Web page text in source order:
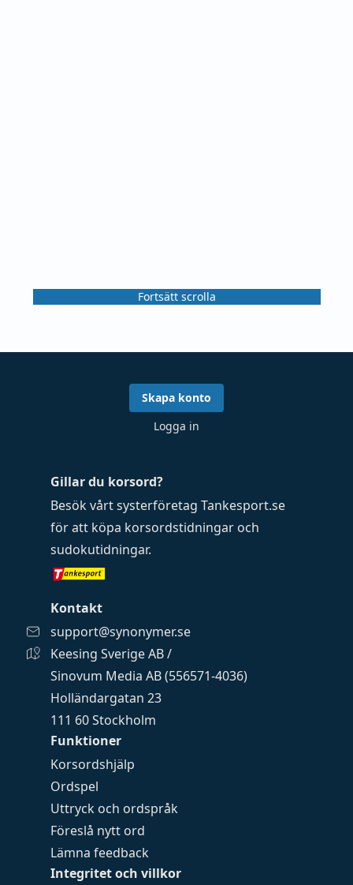
Fortsätt scrolla
Funktioner
Korsordshjälp
Ordspel
Uttryck och ordspråk
Föreslå nytt ord
Lämna feedback
Integritet och villkor
Gillar du korsord?
Besök vårt systerföretag Tankesport.se
för att köpa korsordstidningar och
sudokutidningar.
Kontakt
support@synonymer.se
Keesing Sverige AB /
Sinovum Media AB (556571-4036)
Holländargatan 23
111 60 Stockholm
Skapa konto
Logga in